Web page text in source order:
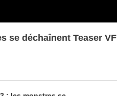
se déchaînent Teaser VF